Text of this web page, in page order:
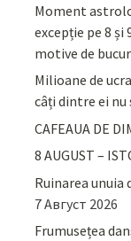
Moment
excepție pe 8
motive de
Milioane de
câți dintre ei
CAFEAUA DE
8 AUGUST –
Ruinarea
7 Август 2026
Frumusețea